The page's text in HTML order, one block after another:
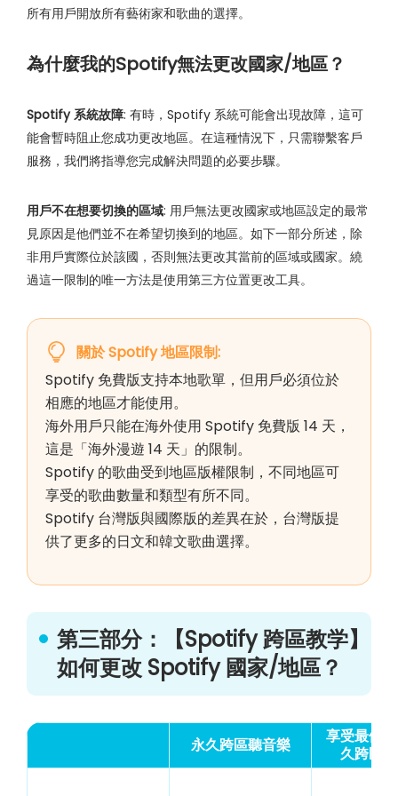
所有用戶開放所有藝術家和歌曲的選擇。
為什麼我的Spotify無法更改國家/地區？
Spotify 系統故障: 有時，Spotify 系統可能會出現故障，這可
能會暫時阻止您成功更改地區。在這種情況下，只需聯繫客戶
服務，我們將指導您完成解決問題的必要步驟。
用戶不在想要切換的區域: 用戶無法更改國家或地區設定的最常
見原因是他們並不在希望切換到的地區。如下一部分所述，除
非用戶實際位於該國，否則無法更改其當前的區域或國家。繞
過這一限制的唯一方法是使用第三方位置更改工具。
關於 Spotify 地區限制:
Spotify 免費版支持本地歌單，但用戶必須位於
相應的地區才能使用。
海外用戶只能在海外使用 Spotify 免費版 14 天，
這是「海外漫遊 14 天」的限制。
Spotify 的歌曲受到地區版權限制，不同地區可
享受的歌曲數量和類型有所不同。
Spotify 台灣版與國際版的差異在於，台灣版提
供了更多的日文和韓文歌曲選擇。
第三部分：【Spotify 跨區教学】
如何更改 Spotify 國家/地區？
永久跨區聽音樂
享受最優
久跨區